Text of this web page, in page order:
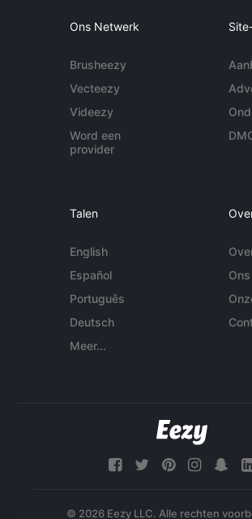
Ons Netwerk
Brusheezy
Vecteezy
Videezy
Word een
provider
Talen
English
Español
Português
Deutsch
Meer...
© 2026 Eezy LLC. Alle rechten